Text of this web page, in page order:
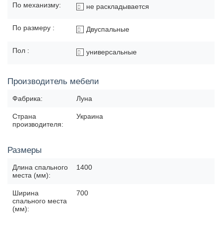
По механизму: не раскладывается
По размеру : Двуспальные
Пол : универсальные
Производитель мебели
Фабрика: Луна
Страна
производителя:
Украина
Размеры
Длина спального
места (мм):
1400
Ширина
спального места
(мм):
700